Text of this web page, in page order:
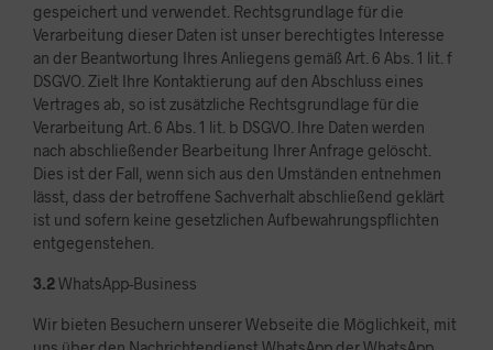
gespeichert und verwendet. Rechtsgrundlage für die
Verarbeitung dieser Daten ist unser berechtigtes Interesse
an der Beantwortung Ihres Anliegens gemäß Art. 6 Abs. 1 lit. f
DSGVO. Zielt Ihre Kontaktierung auf den Abschluss eines
Vertrages ab, so ist zusätzliche Rechtsgrundlage für die
Verarbeitung Art. 6 Abs. 1 lit. b DSGVO. Ihre Daten werden
nach abschließender Bearbeitung Ihrer Anfrage gelöscht.
Dies ist der Fall, wenn sich aus den Umständen entnehmen
lässt, dass der betroffene Sachverhalt abschließend geklärt
ist und sofern keine gesetzlichen Aufbewahrungspflichten
entgegenstehen.
3.2WhatsApp-Business
Wir bieten Besuchern unserer Webseite die Möglichkeit, mit